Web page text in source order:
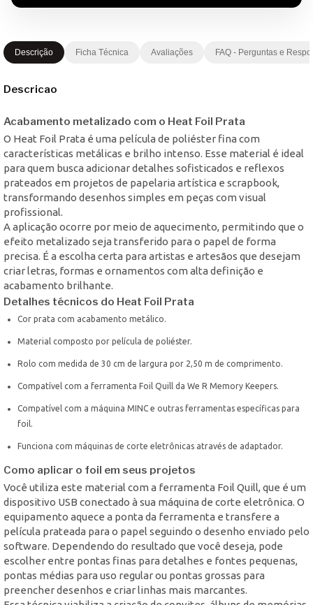
Descrição Ficha Técnica Avaliações FAQ - Perguntas e
Descricao
Acabamento metalizado com o Heat Foil Prata
O Heat Foil Prata é uma película de poliéster fina com
características metálicas e brilho intenso. Esse material é ideal
para quem busca adicionar detalhes sofisticados e reflexos
prateados em projetos de papelaria artística e scrapbook,
transformando desenhos simples em peças com visual
profissional.
A aplicação ocorre por meio de aquecimento, permitindo que o
efeito metalizado seja transferido para o papel de forma
precisa. É a escolha certa para artistas e artesãos que desejam
criar letras, formas e ornamentos com alta definição e
acabamento brilhante.
Detalhes técnicos do Heat Foil Prata
Cor prata com acabamento metálico.
Material composto por película de poliéster.
Rolo com medida de 30 cm de largura por 2,50 m de comprimento.
Compatível com a ferramenta Foil Quill da We R Memory Keepers.
Compatível com a máquina MINC e outras ferramentas específicas para
foil.
Funciona com máquinas de corte eletrônicas através de adaptador.
Como aplicar o foil em seus projetos
Você utiliza este material com a ferramenta Foil Quill, que é um
dispositivo USB conectado à sua máquina de corte eletrônica. O
equipamento aquece a ponta da ferramenta e transfere a
película prateada para o papel seguindo o desenho enviado pelo
software. Dependendo do resultado que você deseja, pode
escolher entre pontas finas para detalhes e fontes pequenas,
pontas médias para uso regular ou pontas grossas para
preencher desenhos e criar linhas mais marcantes.